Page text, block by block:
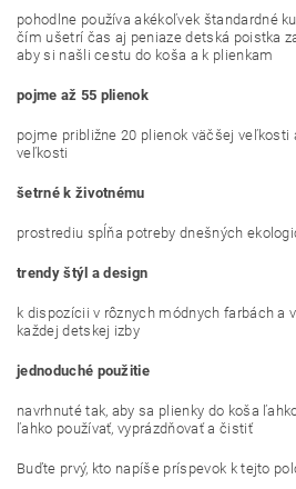
pohodlne používa akékoľvek štandardné
čím ušetrí čas aj peniaze detská poistka
aby si našli cestu do koša a k plienkam
pojme až 55 plienok
pojme približne 20 plienok väčšej veľkosti
veľkosti
šetrné k životnému
prostrediu spĺňa potreby dnešných
trendy štýl a design
k dispozícii v rôznych módnych farbách a
každej detskej izby
jednoduché použitie
navrhnuté tak, aby sa plienky do koša
ľahko používať, vyprázdňovať a čistiť
Buďte prvý, kto napíše príspevok k tejto